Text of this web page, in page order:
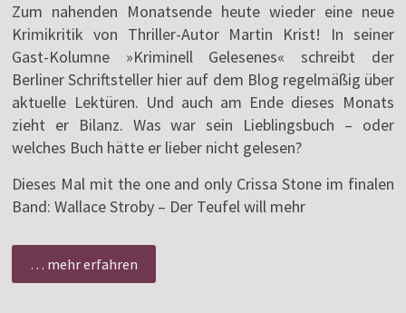
Zum nahenden Monatsende heute wieder eine neue
Krimikritik von Thriller-Autor Martin Krist! In seiner
Gast-Kolumne »Kriminell Gelesenes« schreibt der
Berliner Schriftsteller hier auf dem Blog regelmäßig über
aktuelle Lektüren. Und auch am Ende dieses Monats
zieht er Bilanz. Was war sein Lieblingsbuch – oder
welches Buch hätte er lieber nicht gelesen?
Dieses Mal mit the one and only Crissa Stone im finalen
Band: Wallace Stroby – Der Teufel will mehr
… mehr erfahren